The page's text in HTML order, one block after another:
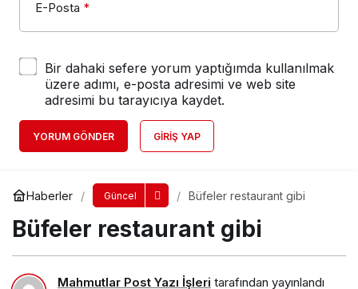
E-Posta *
Bir dahaki sefere yorum yaptığımda kullanılmak
üzere adımı, e-posta adresimi ve web site
adresimi bu tarayıcıya kaydet.
YORUM GÖNDER GIRIŞ YAP
Haberler Güncel Büfeler restaurant gibi
Büfeler restaurant gibi
Mahmutlar Post Yazı İşleri tarafından yayınlandı